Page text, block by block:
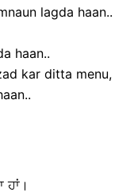
lagda haan..
haan..
kar ditta menu,
ਹਾਂ।